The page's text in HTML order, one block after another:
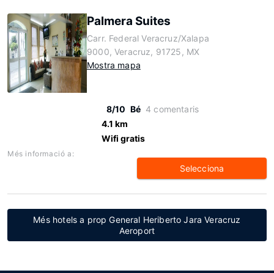
Palmera Suites
Carr. Federal Veracruz/Xalapa
9000, Veracruz, 91725, MX
Mostra mapa
8/10 Bé 4 comentaris
4.1 km
Wifi gratis
Més informació a:
Selecciona
Més hotels a prop General Heriberto Jara Veracruz
Aeroport